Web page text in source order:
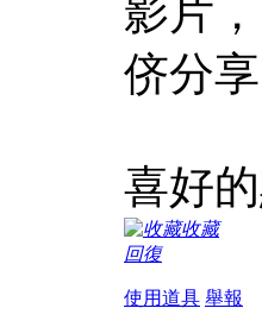
影片
侪分
喜好
收藏
回復
使用道具 舉報